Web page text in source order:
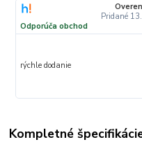
Pridané
Odporúča obchod
rýchle dodanie
Kompletné